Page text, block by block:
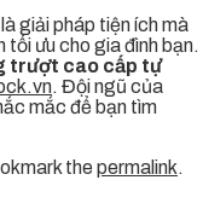
giải pháp tiện ích mà
tối ưu cho gia đình bạn.
trượt cao cấp tự
. Đội ngũ của
mắc để bạn tìm
thepermalink.